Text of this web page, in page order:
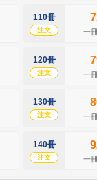
110冊
注文 一
120冊
注文 一
130冊
注文 一
140冊
注文 一